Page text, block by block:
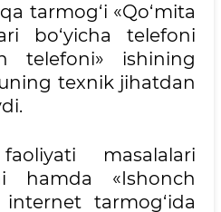
tarmog‘i «Qo‘mita
bo‘yicha telefoni
telefoni» ishining
texnik jihatdan
masalalari
hamda «Ishonch
tarmog‘ida